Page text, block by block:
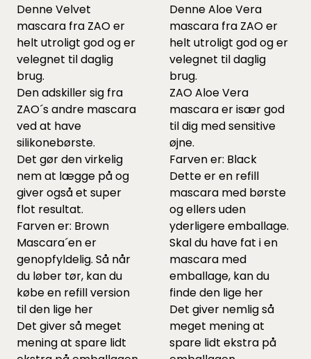
Denne Velvet
mascara fra ZAO er
helt utroligt god og er
velegnet til daglig
brug.
Den adskiller sig fra
ZAO´s andre mascara
ved at have
silikonebørste.
Det gør den virkelig
nem at lægge på og
giver også et super
flot resultat.
Farven er: Brown
Mascara´en er
genopfyldelig. Så når
du løber tør, kan du
købe en refill version
til den lige her
Det giver så meget
mening at spare lidt
Denne Aloe Vera
mascara fra ZAO er
helt utroligt god og er
velegnet til daglig
brug.
ZAO Aloe Vera
mascara er især god
til dig med sensitive
øjne.
Farven er: Black
Dette er en refill
mascara med børste
og ellers uden
yderligere emballage.
Skal du have fat i en
mascara med
emballage, kan du
finde den lige her
Det giver nemlig så
meget mening at
spare lidt ekstra på